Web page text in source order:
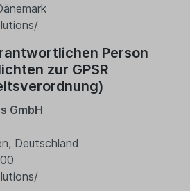
Person
zur GPSR
GmbH
Deutschland